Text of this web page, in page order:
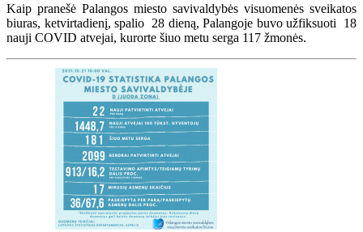
Kaip pranešė Palangos miesto savivaldybės visuomenės sveikatos
biuras, ketvirtadienį, spalio 28 dieną, Palangoje buvo užfiksuoti 18
nauji COVID atvejai, kurorte šiuo metu serga 117 žmonės.